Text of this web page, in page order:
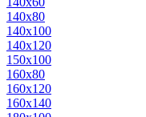
140х80
140х100
140х120
150х100
160х80
160х120
160х140